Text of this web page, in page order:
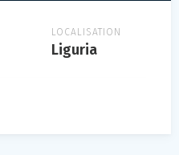
LOCALISATION
Liguria